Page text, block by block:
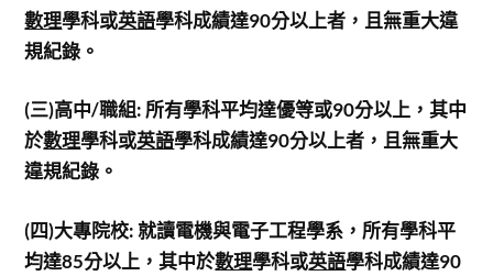
數理學科或英語學科成績達90分以上者，且無重大違
規紀錄。
(三)高中/職組: 所有學科平均達優等或90分以上，其中
於數理學科或英語學科成績達90分以上者，且無重大
違規紀錄。
(四)大專院校: 就讀電機與電子工程學系，所有學科平
均達85分以上，其中於數理學科或英語學科成績達90